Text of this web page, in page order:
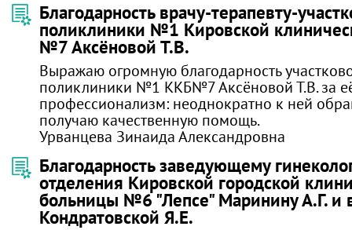
Благодарность врачу-терапевту-
поликлиники №1 Кировской
№7 Аксёновой Т.В.
Выражаю огромную благодарность
поликлиники №1 ККБ№7 Аксёновой Т.В. за
профессионализм: неоднократно к ней
получаю качественную помощь.
Урванцева Зинаида Александровна
Благодарность заведующему
отделения Кировской городской
больницы №6 "Лепсе" Маринину А.Г. и
Кондратовской Я.Е.